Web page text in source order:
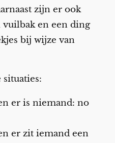
zijn er ook
vuilbak en een ding
bij wijze van
situaties:
er is niemand: no
er zit iemand een